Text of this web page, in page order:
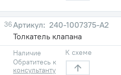
36
240-1007375-А2
Толкатель клапана
Наличие
Обратитесь к
консультанту
К схеме